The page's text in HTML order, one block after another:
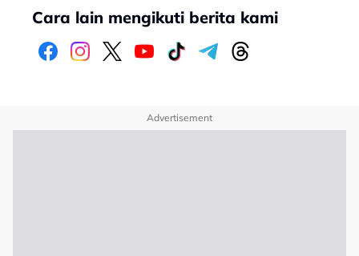
Cara lain mengikuti berita kami
Advertisement